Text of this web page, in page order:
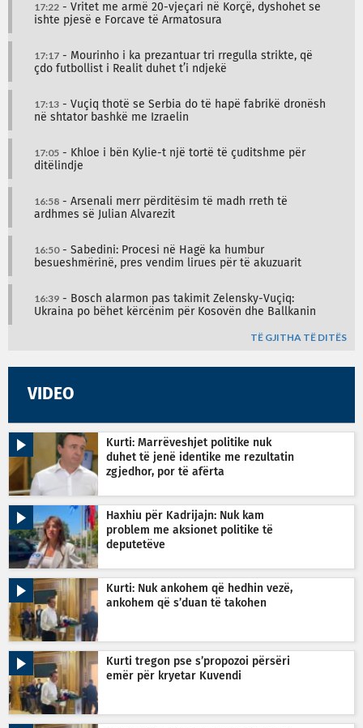
17:22 - Vritet me armë 20-vjeçari në Korçë, dyshohet se
ishte pjesë e Forcave të Armatosura
17:17 - Mourinho i ka prezantuar tri rregulla strikte, që
çdo futbollist i Realit duhet t’i ndjekë
17:13 - Vuçiq thotë se Serbia do të hapë fabrikë dronësh
në shtator bashkë me Izraelin
17:05 - Khloe i bën Kylie-t një tortë të çuditshme për
ditëlindje
16:58 - Arsenali merr përditësim të madh rreth të
ardhmes së Julian Alvarezit
16:50- Sabedini: Procesi në Hagë ka humbur
besueshmërinë, pres vendim lirues për të akuzuarit
16:39 - Bosch alarmon pas takimit Zelensky-Vuçiq:
Ukraina po bëhet kërcënim për Kosovën dhe Ballkanin
TË GJITHA TË DITËS
VIDEO
Kurti: Marrëveshjet politike nuk
duhet të jenë identike me rezultatin
zgjedhor, por të afërta
Haxhiu për Kadrijajn: Nuk kam
problem me aksionet politike të
deputetëve
Kurti: Nuk ankohem që hedhin vezë,
ankohem që s’duan të takohen
Kurti tregon pse s’propozoi përsëri
emër për kryetar Kuvendi